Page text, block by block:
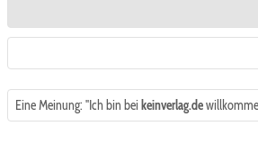
Eine Meinung: "Ich bin bei keinverlag.de